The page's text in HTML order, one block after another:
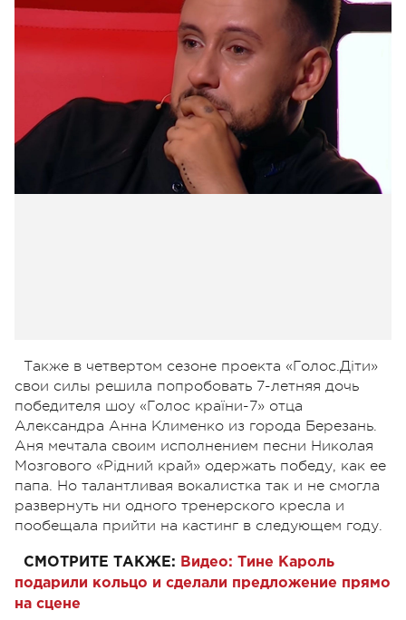
Также в четвертом сезоне проекта «Голос.Діти»
свои силы решила попробовать 7-летняя дочь
победителя шоу «Голос країни-7» отца
Александра Анна Клименко из города Березань.
Аня мечтала своим исполнением песни Николая
Мозгового «Рідний край» одержать победу, как ее
папа. Но талантливая вокалистка так и не смогла
развернуть ни одного тренерского кресла и
пообещала прийти на кастинг в следующем году.
СМОТРИТЕ ТАКЖЕ: Видео: Тине Кароль
подарили кольцо и сделали предложение прямо
на сцене